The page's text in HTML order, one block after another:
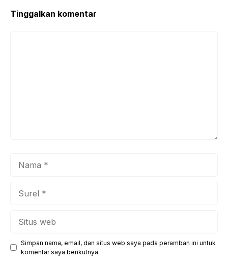
Tinggalkan komentar
Simpan nama, email, dan situs web saya pada peramban ini untuk
komentar saya berikutnya.